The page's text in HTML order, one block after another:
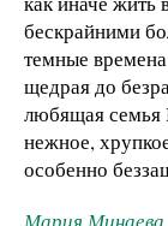
бескрайними
темные
щедрая до
любящая семья
нежное,
особенно
Мария Минаева